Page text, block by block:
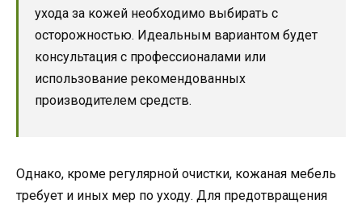
ухода за кожей необходимо выбирать с
осторожностью. Идеальным вариантом будет
консультация с профессионалами или
использование рекомендованных
производителем средств.
Однако, кроме регулярной очистки, кожаная мебель
требует и иных мер по уходу. Для предотвращения